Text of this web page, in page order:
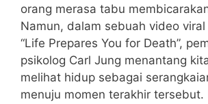
orang merasa tabu
Namun, dalam sebuah video
“Life Prepares You for Death”,
psikolog Carl Jung menantang
melihat hidup sebagai
menuju momen terakhir tersebut.